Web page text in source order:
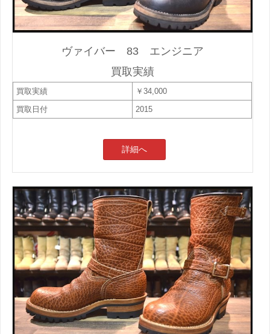
ヴァイバー 83 エンジニア
買取実績
買取実績
￥34,000
買取日付
2015
詳細へ